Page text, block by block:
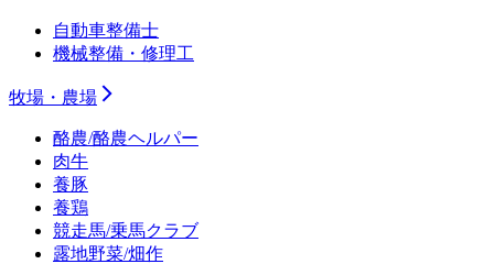
自動車整備士
機械整備・修理工
牧場・農場
酪農/酪農ヘルパー
肉牛
養豚
養鶏
競走馬/乗馬クラブ
露地野菜/畑作